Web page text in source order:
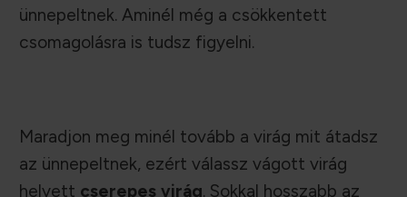
ünnepeltnek. Aminél még a csökkentett
csomagolásra is tudsz figyelni.
Maradjon meg minél tovább a virág mit átadsz
az ünnepeltnek, ezért válassz vágott virág
helyett cserepes virág. Sokkal hosszabb az